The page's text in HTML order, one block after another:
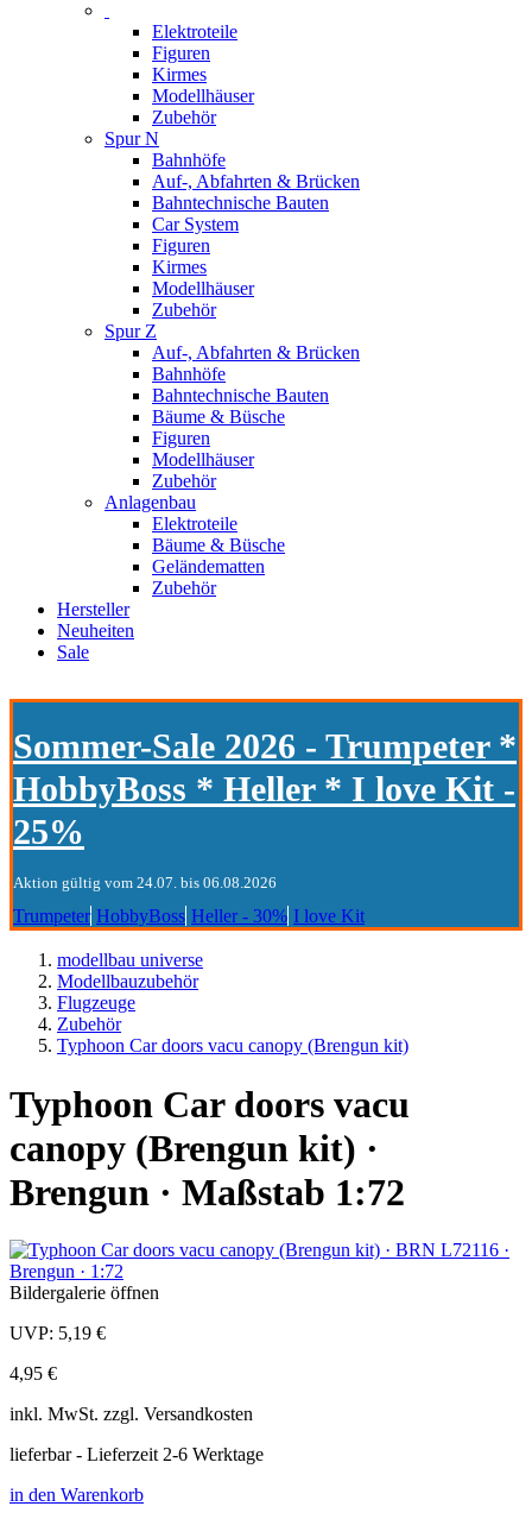
Elektroteile
Figuren
Kirmes
Modellhäuser
Zubehör
Spur N
Bahnhöfe
Auf-, Abfahrten & Brücken
Bahntechnische Bauten
Car System
Figuren
Kirmes
Modellhäuser
Zubehör
Spur Z
Auf-, Abfahrten & Brücken
Bahnhöfe
Bahntechnische Bauten
Bäume & Büsche
Figuren
Modellhäuser
Zubehör
Anlagenbau
Elektroteile
Bäume & Büsche
Geländematten
Zubehör
Hersteller
Neuheiten
Sale
Sommer-Sale 2026 - Trumpeter *
HobbyBoss * Heller * I love Kit -
25%
Aktion gültig vom 24.07. bis 06.08.2026
Trumpeter HobbyBoss Heller - 30% I love Kit
modellbau universe
Modellbauzubehör
Flugzeuge
Zubehör
Typhoon Car doors vacu canopy (Brengun kit)
Typhoon Car doors vacu
canopy (Brengun kit) ·
Brengun · Maßstab 1:72
Bildergalerie öffnen
UVP: 5,19 €
4,95 €
inkl. MwSt. zzgl. Versandkosten
lieferbar - Lieferzeit 2-6 Werktage
in den Warenkorb